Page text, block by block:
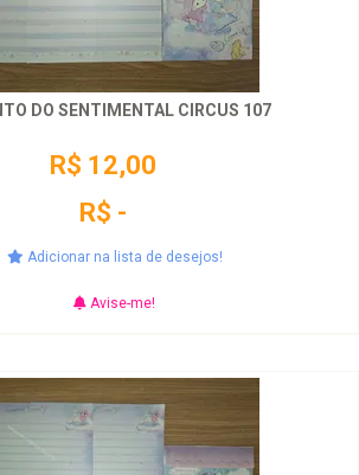
DO SENTIMENTAL CIRCUS 107
R$ 12,00
R$ -
Adicionar na lista de desejos!
Avise-me!